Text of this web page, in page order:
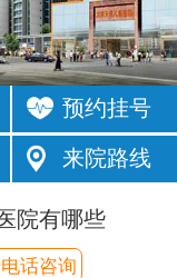
缓
癫痫
按症状
不爱说话
常流口水
预约挂号
来院路线
院有哪些
话咨询